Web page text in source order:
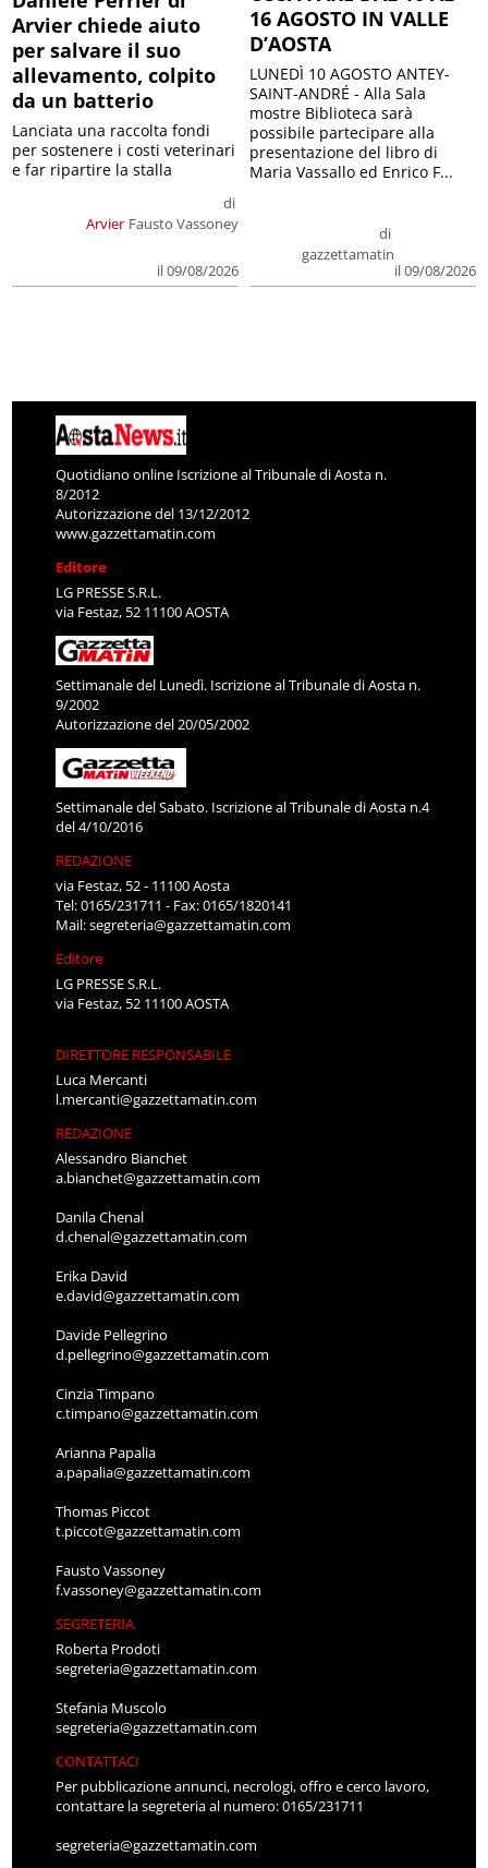
Arvier chiede aiuto
per salvare il suo
allevamento, colpito
da un batterio
Arvier
di
Fausto Vassoney
il 09/08/2026
Lanciata una raccolta fondi
per sostenere i costi veterinari
e far ripartire la stalla
16 AGOSTO IN VALLE
D’AOSTA
di
gazzettamatin
il 09/08/2026
LUNEDÌ 10 AGOSTO ANTEY-
SAINT-ANDRÉ - Alla Sala
mostre Biblioteca sarà
possibile partecipare alla
presentazione del libro di
Maria Vassallo ed Enrico F...
Quotidiano online Iscrizione al Tribunale di Aosta n.
8/2012
Autorizzazione del 13/12/2012
www.gazzettamatin.com
Editore
LG PRESSE S.R.L.
via Festaz, 52 11100 AOSTA
Settimanale del Lunedì. Iscrizione al Tribunale di Aosta n.
9/2002
Autorizzazione del 20/05/2002
Settimanale del Sabato. Iscrizione al Tribunale di Aosta n.4
del 4/10/2016
REDAZIONE
via Festaz, 52 - 11100 Aosta
Tel: 0165/231711 - Fax: 0165/1820141
Mail:segreteria@gazzettamatin.com
Editore
LG PRESSE S.R.L.
via Festaz, 52 11100 AOSTA
DIRETTORE RESPONSABILE
Luca Mercanti
l.mercanti@gazzettamatin.com
REDAZIONE
Alessandro Bianchet
a.bianchet@gazzettamatin.com
Danila Chenal
d.chenal@gazzettamatin.com
Erika David
e.david@gazzettamatin.com
Davide Pellegrino
d.pellegrino@gazzettamatin.com
Cinzia Timpano
c.timpano@gazzettamatin.com
Arianna Papalia
a.papalia@gazzettamatin.com
Thomas Piccot
t.piccot@gazzettamatin.com
Fausto Vassoney
f.vassoney@gazzettamatin.com
SEGRETERIA
Roberta Prodoti
segreteria@gazzettamatin.com
Stefania Muscolo
segreteria@gazzettamatin.com
CONTATTACI
Per pubblicazione annunci, necrologi, offro e cerco lavoro,
contattare la segreteria al numero: 0165/231711
segreteria@gazzettamatin.com